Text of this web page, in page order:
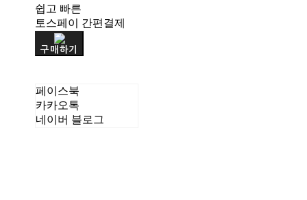
쉽고 빠른
토스페이 간편결제
구매하기
페이스북
카카오톡
네이버 블로그